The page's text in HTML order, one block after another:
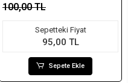
100,00 TL
Sepetteki Fiyat
95,00 TL
Sepete Ekle